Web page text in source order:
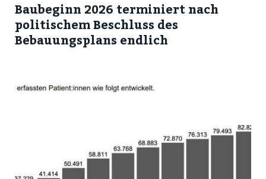
Baubeginn 2026 terminiert nach
politischem Beschluss des
Bebauungsplans endlich